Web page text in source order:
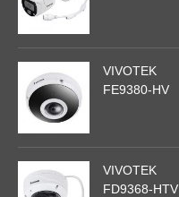
VIVOTEK
FE9380-HV
VIVOTEK
FD9368-HTV